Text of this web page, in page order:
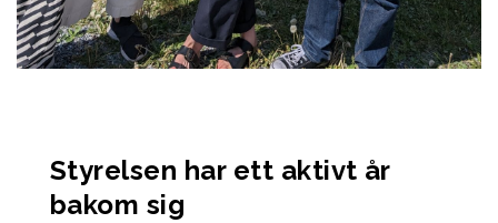
Styrelsen har ett aktivt år
bakom sig